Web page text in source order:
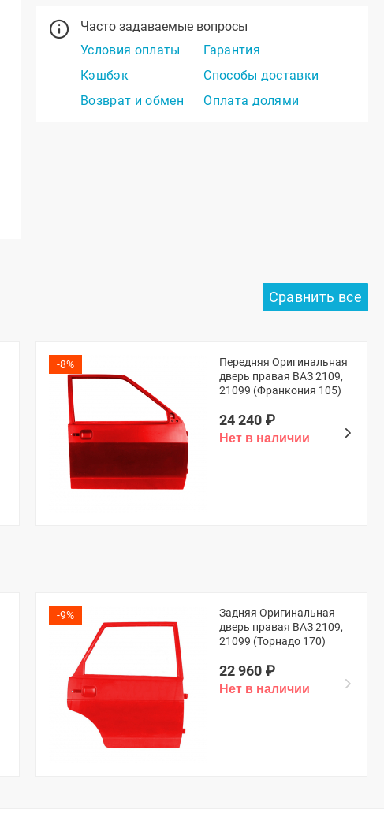
Часто задаваемые вопросы
Условия оплаты
Гарантия
Кэшбэк
Способы доставки
Возврат и обмен
Оплата долями
-8%
Передняя Оригинальная
дверь правая ВАЗ 2109,
21099 (Франкония 105)
24 240 ₽
-9%
Задняя Оригинальная
дверь правая ВАЗ 2109,
21099 (Торнадо 170)
22 960 ₽